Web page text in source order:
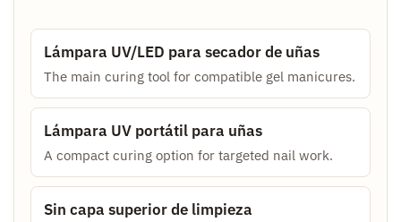
Lámpara UV/LED para secador de uñas
The main curing tool for compatible gel manicures.
Lámpara UV portátil para uñas
A compact curing option for targeted nail work.
Sin capa superior de limpieza